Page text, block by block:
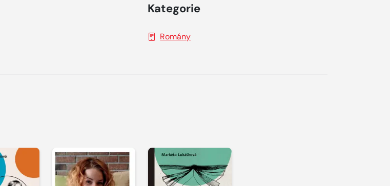
Kategorie
Romány